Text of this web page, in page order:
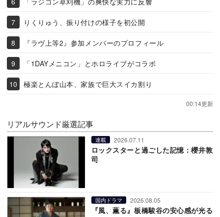
りくりゅう、振り付けの様子を初公開
『ラヴ上等2』参加メンバーのプロフィール
「1DAYメニコン」とホロライブがコラボ
極楽とんぼ山本、家族で巨大スイカ割り
00:14更新
リアルサウンド厳選記事
連載 2026.07.11
ロックスターと過ごした記憶：櫻井敦
司
国内ドラマ 2026.08.05
『風、薫る』板橋駿谷の安心感が光る